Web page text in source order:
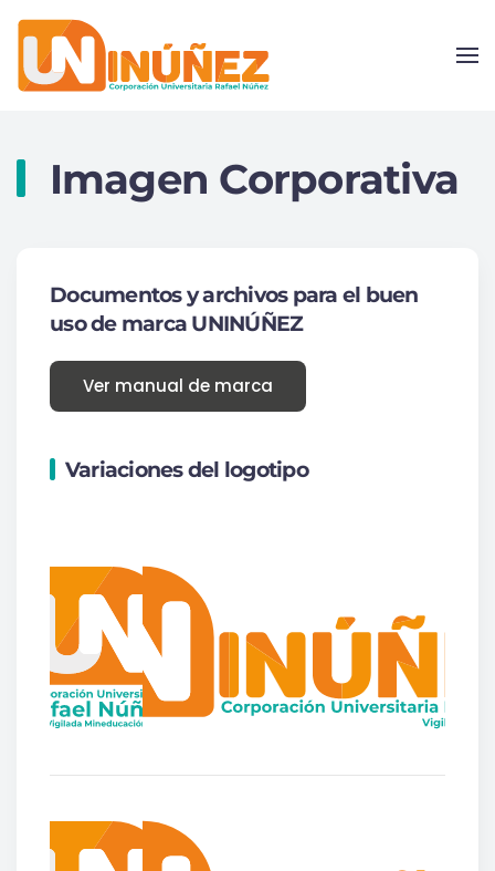
Skip to main content
Imagen Corporativa
Documentos y archivos para el buen
uso de marca UNINÚÑEZ
Ver manual de marca
Variaciones del logotipo